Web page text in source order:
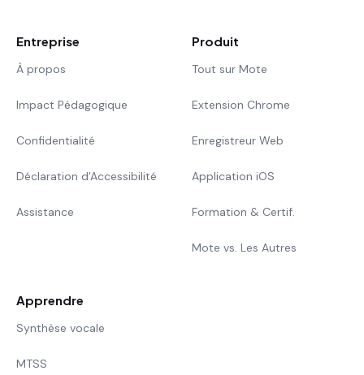
Entreprise
À propos
Impact Pédagogique
Confidentialité
Déclaration d'Accessibilité
Assistance
Produit
Tout sur Mote
Extension Chrome
Enregistreur Web
Application iOS
Formation & Certif.
Mote vs. Les Autres
Apprendre
Synthèse vocale
MTSS